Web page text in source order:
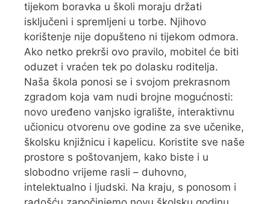
tijekom boravka u školi moraju držati
isključeni i spremljeni u torbe. Njihovo
korištenje nije dopušteno ni tijekom odmora.
Ako netko prekrši ovo pravilo, mobitel će biti
oduzet i vraćen tek po dolasku roditelja.
Naša škola ponosi se i svojom prekrasnom
zgradom koja vam nudi brojne mogućnosti:
novo uređeno vanjsko igralište, interaktivnu
učionicu otvorenu ove godine za sve učenike,
školsku knjižnicu i kapelicu. Koristite sve naše
prostore s poštovanjem, kako biste i u
slobodno vrijeme rasli – duhovno,
intelektualno i ljudski. Na kraju, s ponosom i